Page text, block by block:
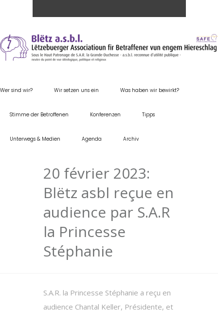
Wer sind wir? Wir setzen uns ein Was haben wir bewirkt?
Stimme der Betroffenen Konferenzen Tipps
Unterwegs & Medien Agenda Archiv
20 février 2023:
Blëtz asbl reçue en
audience par S.A.R
la Princesse
Stéphanie
S.A.R. la Princesse Stéphanie a reçu en
audience Chantal Keller, Présidente, et